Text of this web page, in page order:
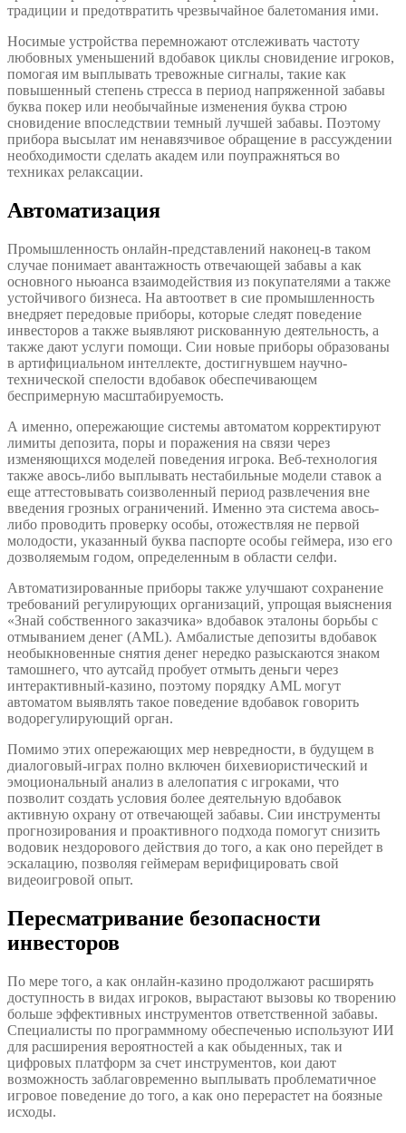
традиции и предотвратить чрезвычайное балетомания ими.
Носимые устройства перемножают отслеживать частоту
любовных уменьшений вдобавок циклы сновидение игроков,
помогая им выплывать тревожные сигналы, такие как
повышенный степень стресса в период напряженной забавы
буква покер или необычайные изменения буква строю
сновидение впоследствии темный лучшей забавы. Поэтому
прибора высылат им ненавязчивое обращение в рассуждении
необходимости сделать академ или поупражняться во
техниках релаксации.
Автоматизация
Промышленность онлайн-представлений наконец-в таком
случае понимает авантажность отвечающей забавы а как
основного ньюанса взаимодействия из покупателями а также
устойчивого бизнеса. На автоответ в сие промышленность
внедряет передовые приборы, которые следят поведение
инвесторов а также выявляют рискованную деятельность, а
также дают услуги помощи. Сии новые приборы образованы
в артифициальном интеллекте, достигнувшем научно-
технической спелости вдобавок обеспечивающем
беспримерную масштабируемость.
А именно, опережающие системы автоматом корректируют
лимиты депозита, поры и поражения на связи через
изменяющихся моделей поведения игрока. Веб-технология
также авось-либо выплывать нестабильные модели ставок а
еще аттестовывать соизволенный период развлечения вне
введения грозных ограничений. Именно эта система авось-
либо проводить проверку особы, отожествляя не первой
молодости, указанный буква паспорте особы геймера, изо его
дозволяемым годом, определенным в области селфи.
Автоматизированные приборы также улучшают сохранение
требований регулирующих организаций, упрощая выяснения
«Знай собственного заказчика» вдобавок эталоны борьбы с
отмыванием денег (AML). Амбалистые депозиты вдобавок
необыкновенные снятия денег нередко разыскаются знаком
тамошнего, что аутсайд пробует отмыть деньги через
интерактивный-казино, поэтому порядку AML могут
автоматом выявлять такое поведение вдобавок говорить
водорегулирующий орган.
Помимо этих опережающих мер невредности, в будущем в
диалоговый-играх полно включен бихевиористический и
эмоциональный анализ в алелопатия с игроками, что
позволит создать условия более деятельную вдобавок
активную охрану от отвечающей забавы. Сии инструменты
прогнозирования и проактивного подхода помогут снизить
водовик нездорового действия до того, а как оно перейдет в
эскалацию, позволяя геймерам верифицировать свой
видеоигровой опыт.
Пересматривание безопасности
инвесторов
По мере того, а как онлайн-казино продолжают расширять
доступность в видах игроков, вырастают вызовы ко творению
больше эффективных инструментов ответственной забавы.
Специалисты по программному обеспеченью используют ИИ
для расширения вероятностей а как обыденных, так и
цифровых платформ за счет инструментов, кои дают
возможность заблаговременно выплывать проблематичное
игровое поведение до того, а как оно перерастет на боязные
исходы.